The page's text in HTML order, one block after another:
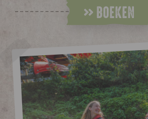
BOEKEN